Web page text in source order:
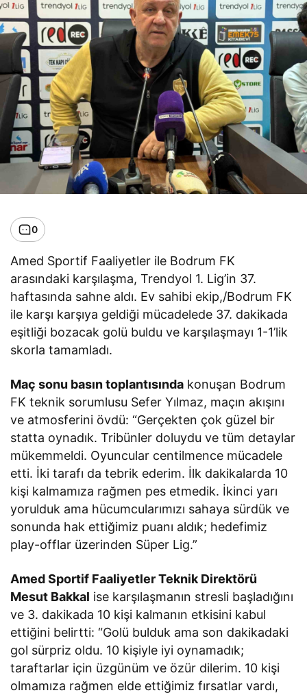
0
Amed Sportif Faaliyetler ile Bodrum FK
arasındaki karşılaşma, Trendyol 1. Lig’in 37.
haftasında sahne aldı. Ev sahibi ekip,/Bodrum FK
ile karşı karşıya geldiği mücadelede 37. dakikada
eşitliği bozacak golü buldu ve karşılaşmayı 1-1’lik
skorla tamamladı.
Maç sonu basın toplantısında konuşan Bodrum
FK teknik sorumlusu Sefer Yılmaz, maçın akışını
ve atmosferini övdü: “Gerçekten çok güzel bir
statta oynadık. Tribünler doluydu ve tüm detaylar
mükemmeldi. Oyuncular centilmence mücadele
etti. İki tarafı da tebrik ederim. İlk dakikalarda 10
kişi kalmamıza rağmen pes etmedik. İkinci yarı
yorulduk ama hücumcularımızı sahaya sürdük ve
sonunda hak ettiğimiz puanı aldık; hedefimiz
play-offlar üzerinden Süper Lig.”
Amed Sportif Faaliyetler Teknik Direktörü
Mesut Bakkal ise karşılaşmanın stresli başladığını
ve 3. dakikada 10 kişi kalmanın etkisini kabul
ettiğini belirtti: “Golü bulduk ama son dakikadaki
gol sürpriz oldu. 10 kişiyle iyi oynamadık;
taraftarlar için üzgünüm ve özür dilerim. 10 kişi
olmamıza rağmen elde ettiğimiz fırsatlar vardı,